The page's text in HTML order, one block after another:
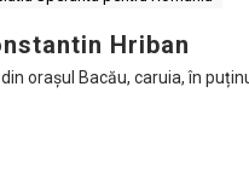
Hriban
orașul Bacău, caruia, în